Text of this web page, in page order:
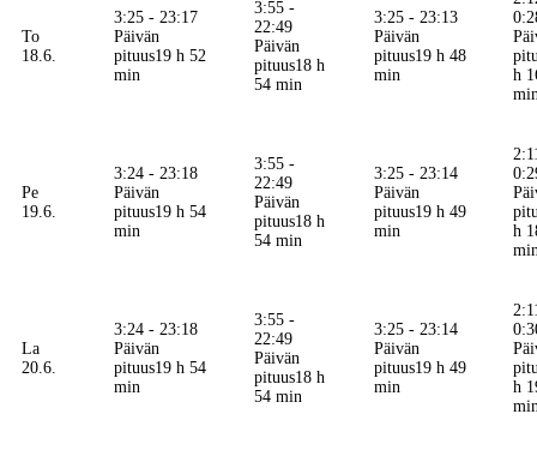
To
18.6.
3:25 - 23:17
Päivän
pituus19 h 52
min
3:55 -
22:49
Päivän
pituus18 h
54 min
3:25 - 23:13
Päivän
pituus19 h 48
min
h
Pe
19.6.
3:24 - 23:18
Päivän
pituus19 h 54
min
3:55 -
22:49
Päivän
pituus18 h
54 min
3:25 - 23:14
Päivän
pituus19 h 49
min
h
La
20.6.
3:24 - 23:18
Päivän
pituus19 h 54
min
3:55 -
22:49
Päivän
pituus18 h
54 min
3:25 - 23:14
Päivän
pituus19 h 49
min
h